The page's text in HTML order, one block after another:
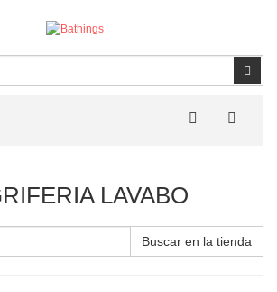
MENU
LAVABO
Buscar en la tienda